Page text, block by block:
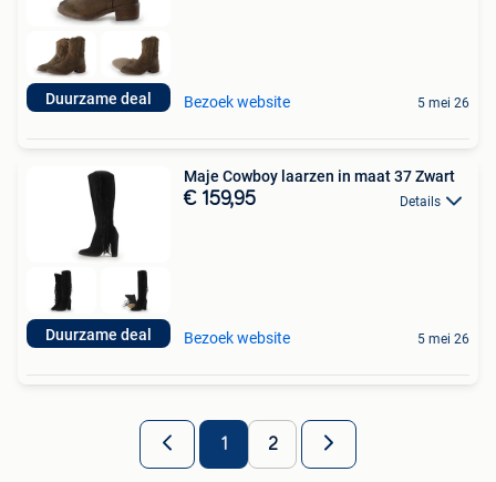
Duurzame deal Bezoek website 5 mei 26
Duurzame deal
Maje Cowboy laarzen in maat 37 Zwart
€ 159,95 Details
Bezoek website 5 mei 26
1 2